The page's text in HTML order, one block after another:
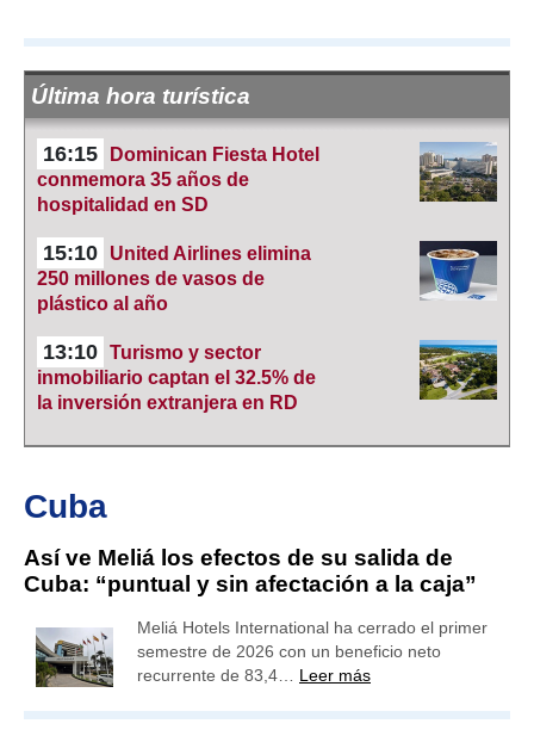
Última hora turística
16:15
Dominican Fiesta Hotel
conmemora 35 años de
hospitalidad en SD
15:10
United Airlines elimina
250 millones de vasos de
plástico al año
13:10 Turismo y sector
inmobiliario captan el 32.5% de
la inversión extranjera en RD
Cuba
Así ve Meliá los efectos de su salida de
Cuba: “puntual y sin afectación a la caja”
Meliá Hotels International ha cerrado el primer
semestre de 2026 con un beneficio neto
recurrente de 83,4… Leer más